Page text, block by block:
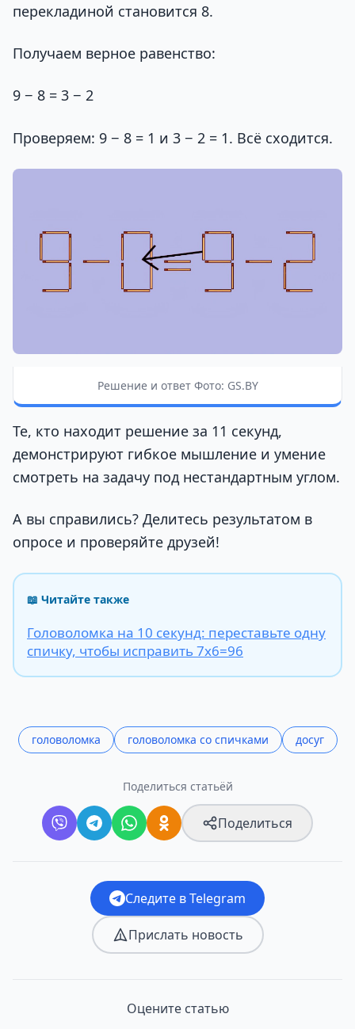
перекладиной становится 8.
Получаем верное равенство:
9 − 8 = 3 − 2
Проверяем: 9 − 8 = 1 и 3 − 2 = 1. Всё сходится.
Решение и ответ Фото: GS.BY
Те, кто находит решение за 11 секунд,
демонстрируют гибкое мышление и умение
смотреть на задачу под нестандартным углом.
А вы справились? Делитесь результатом в
опросе и проверяйте друзей!
📖 Читайте также
Головоломка на 10 секунд: переставьте одну
спичку, чтобы исправить 7х6=96
головоломка головоломка со спичками досуг
Поделиться статьёй
Поделиться
Следите в Telegram
Прислать новость
Оцените статью